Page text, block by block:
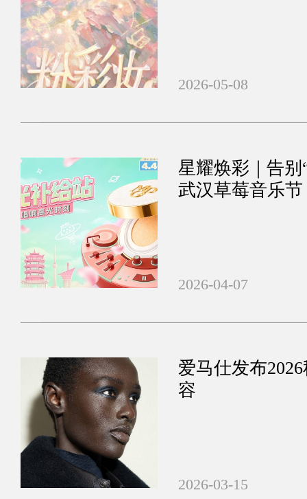
2026-05-08
星耀焕彩｜告
武汉草莓音乐节
2026-04-07
爱马仕发布
容
2026-03-15